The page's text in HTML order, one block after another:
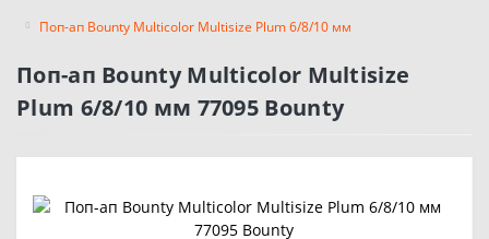
Поп-ап Bounty Multicolor Multisize Plum 6/8/10 мм
Поп-ап Bounty Multicolor Multisize
Plum 6/8/10 мм 77095 Bounty